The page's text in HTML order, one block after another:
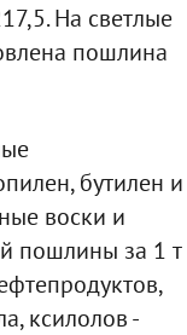
На светлые
пошлина
бутилен и
воски и
пошлины за 1 т
ксилолов -